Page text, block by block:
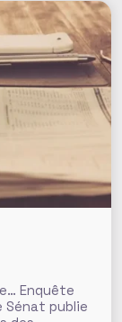
Enquête
Sénat publie